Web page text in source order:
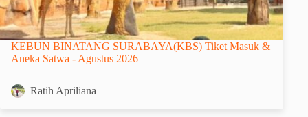
KEBUN BINATANG SURABAYA(KBS) Tiket Masuk &
Aneka Satwa - Agustus 2026
Ratih Apriliana